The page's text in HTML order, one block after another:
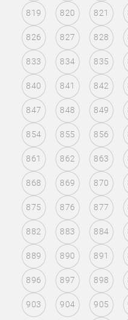
819 820 821
826 827 828
833 834 835
840 841 842
847 848 849
854 855 856
861 862 863
868 869 870
875 876 877
882 883 884
889 890 891
896 897 898
903 904 905